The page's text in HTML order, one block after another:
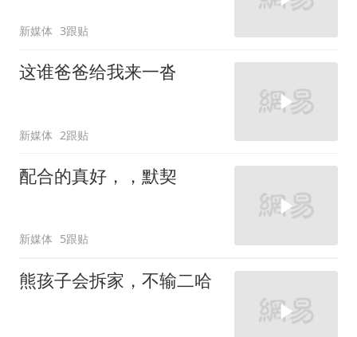
新媒体 3跟贴
这谁爸爸给我来一沓
新媒体 2跟贴
配合的真好，，默契
新媒体 5跟贴
熊孩子会拆家，不输二哈